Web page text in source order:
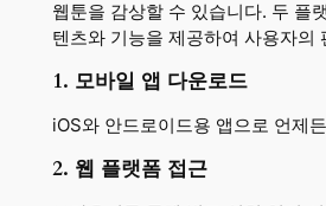
웹툰을 감상할 수 있습니다. 두 플
텐츠와 기능을 제공하여 사용자의
1. 모바일 앱 다운로드
iOS와 안드로이드용 앱으로 언제
2. 웹 플랫폼 접근